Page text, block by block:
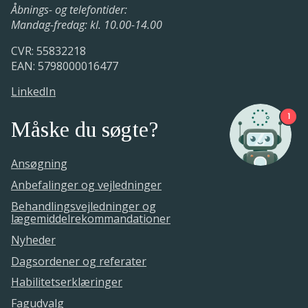
Åbnings- og telefontider:
Mandag-fredag: kl. 10.00-14.00
CVR: 55832218
EAN: 5798000016477
LinkedIn
Måske du søgte?
Ansøgning
Anbefalinger og vejledninger
Behandlingsvejledninger og
lægemiddelrekommandationer
Nyheder
Dagsordener og referater
Habilitetserklæringer
Fagudvalg
1